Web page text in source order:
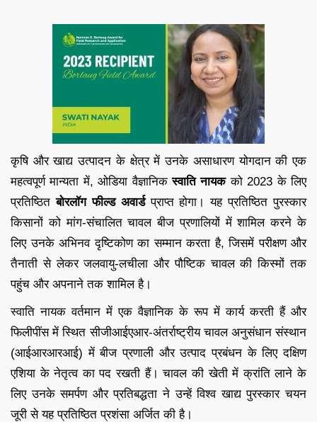
कृषि और खाद्य उत्पादन के क्षेत्र में उनके असाधारण योगदान की एक
महत्वपूर्ण मान्यता में, ओडिया वैज्ञानिकस्वाति नायकको 2023 के लिए
प्रतिष्ठित बोरलॉग फील्ड अवार्डप्राप्त होगा। यह प्रतिष्ठित पुरस्कार
किसानों को मांग-संचालित चावल बीज प्रणालियों में शामिल करने के
लिए उनके अभिनव दृष्टिकोण का सम्मान करता है, जिसमें परीक्षण और
तैनाती से लेकर जलवायु-लचीला और पौष्टिक चावल की किस्मों तक
पहुंच और अपनाने तक शामिल है।
स्वाति नायक वर्तमान में एक वैज्ञानिक के रूप में कार्य करती हैं और
फिलीपींस में स्थित सीजीआईएआर-अंतर्राष्ट्रीय चावल अनुसंधान संस्थान
(आईआरआरआई) में बीज प्रणाली और उत्पाद प्रबंधन के लिए दक्षिण
एशिया के नेतृत्व का पद रखती हैं। चावल की खेती में क्रांति लाने के
लिए उनके समर्पण और प्रतिबद्धता ने उन्हें विश्व खाद्य पुरस्कार चयन
जूरी से यह प्रतिष्ठित प्रशंसा अर्जित की है।